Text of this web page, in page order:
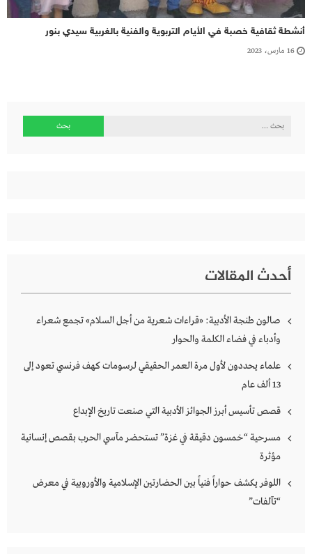
أنشطة ثقافية خصبة في الأيام التربوية والفنية بالغربية سيدي بنور
16 مارس، 2023
البحث
أحدث المقالات
صالون طنجة الأدبية: «قراءات شعرية من أجل السلام» تجمع شعراء
وأدباء في فضاء الكلمة والحوار
علماء يحددون لأول مرة العمر الحقيقي لرسومات كهف فرنسي تعود إلى
13 ألف عام
قصص تأسيس أبرز الجوائز الأدبية التي صنعت تاريخ الإبداع
مسرحية “خمسون دقيقة في غزة” تستحضر مآسي الحرب بقصص إنسانية
مؤثرة
اللوفر يكشف حواراً فنياً بين الحضارتين الإسلامية والأوروبية في معرض
“تآلفات”